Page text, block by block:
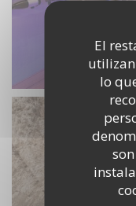
El
utilizan
lo